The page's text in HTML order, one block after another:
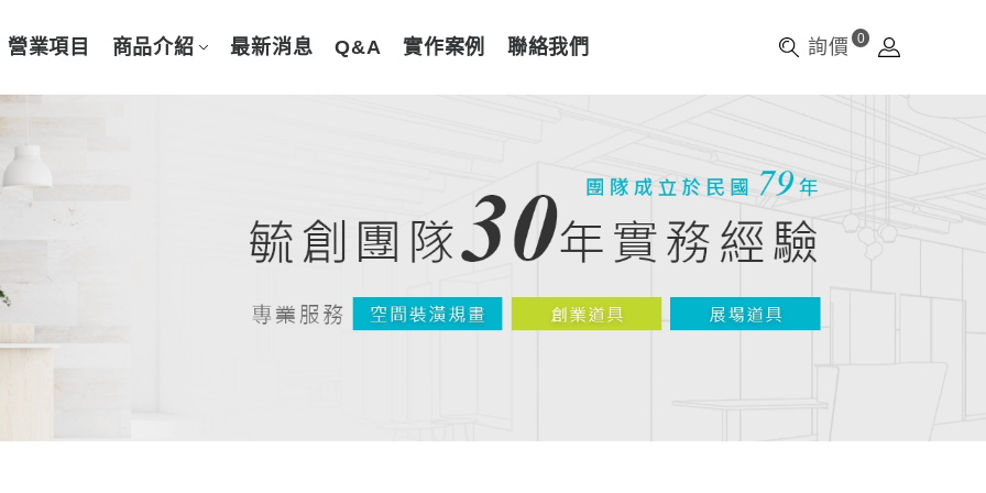
營業項目 商品介紹 最新消息 Q&A 實作案例 聯絡我們 詢價 0